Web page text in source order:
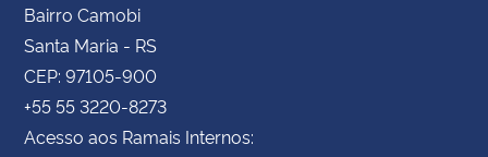
Bairro Camobi
Santa Maria - RS
CEP: 97105-900
+55 55 3220-8273
Acesso aos Ramais Internos: